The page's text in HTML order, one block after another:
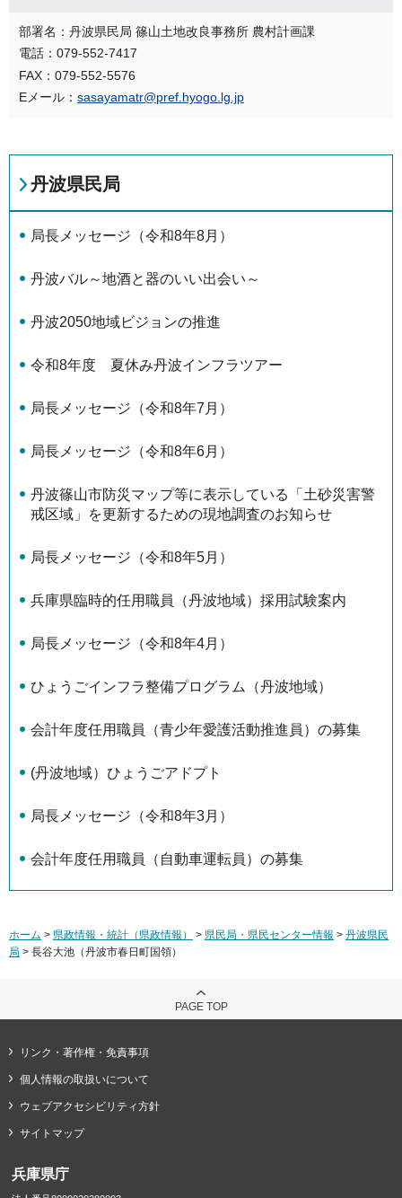
部署名：丹波県民局 篠山土地改良事務所 農村計画課
電話：079-552-7417
FAX：079-552-5576
Eメール： sasayamatr@pref.hyogo.lg.jp
丹波県民局
局長メッセージ（令和8年8月）
丹波バル～地酒と器のいい出会い～
丹波2050地域ビジョンの推進
令和8年度 夏休み丹波インフラツアー
局長メッセージ（令和8年7月）
局長メッセージ（令和8年6月）
丹波篠山市防災マップ等に表示している「土砂災害警
戒区域」を更新するための現地調査のお知らせ
局長メッセージ（令和8年5月）
兵庫県臨時的任用職員（丹波地域）採用試験案内
局長メッセージ（令和8年4月）
ひょうごインフラ整備プログラム（丹波地域）
会計年度任用職員（青少年愛護活動推進員）の募集
(丹波地域）ひょうごアドプト
局長メッセージ（令和8年3月）
会計年度任用職員（自動車運転員）の募集
ホーム > 県政情報・統計（県政情報） > 県民局・県民センター情報 > 丹波県民
局 > 長谷大池（丹波市春日町国領）
PAGE TOP
リンク・著作権・免責事項
個人情報の取扱いについて
ウェブアクセシビリティ方針
サイトマップ
兵庫県庁